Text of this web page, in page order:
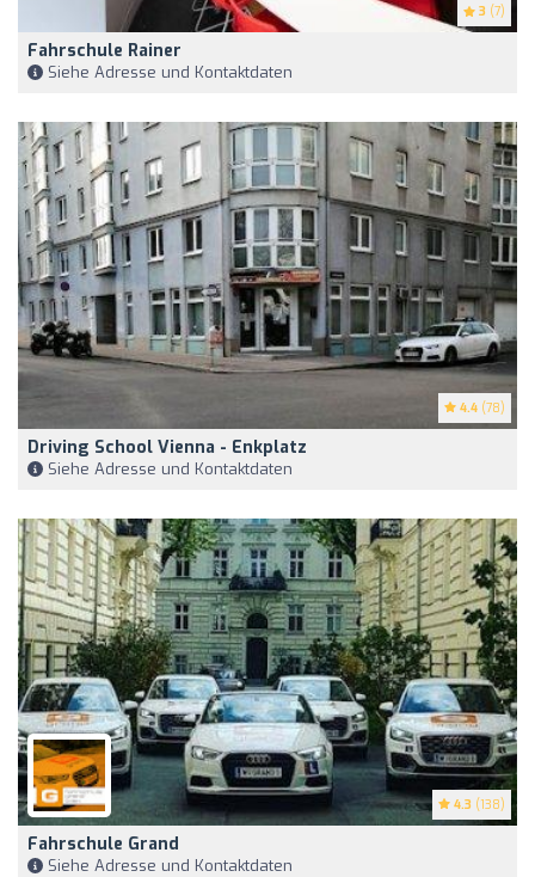
3 (7)
Fahrschule Rainer
Siehe Adresse und Kontaktdaten
4.4 (78)
Driving School Vienna - Enkplatz
Siehe Adresse und Kontaktdaten
4.3 (138)
Fahrschule Grand
Siehe Adresse und Kontaktdaten